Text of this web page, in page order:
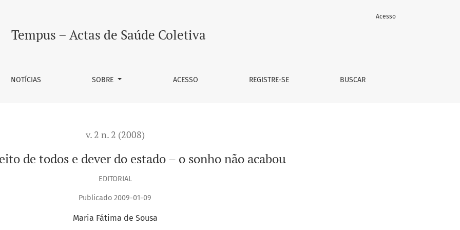
não acabou
Tempus – Actas de Saúde Coletiva
NOTÍCIAS SOBRE ACESSO REGISTRE-SE BUSCAR
Acesso
v. 2 n. 2 (2008)
de todos e dever do estado – o sonho não acabou
EDITORIAL
Publicado 2009-01-09
Maria Fátima de Sousa